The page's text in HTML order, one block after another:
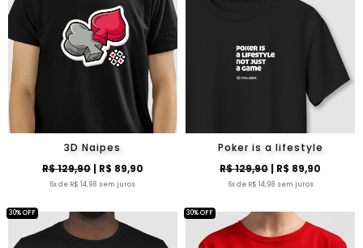
3D Naipes
R$ 129,90| R$ 89,90
6x de R$ 14,98 sem juros
Poker is a lifestyle
R$ 129,90| R$ 89,90
6x de R$ 14,98 sem juros
30% OFF 30% OFF